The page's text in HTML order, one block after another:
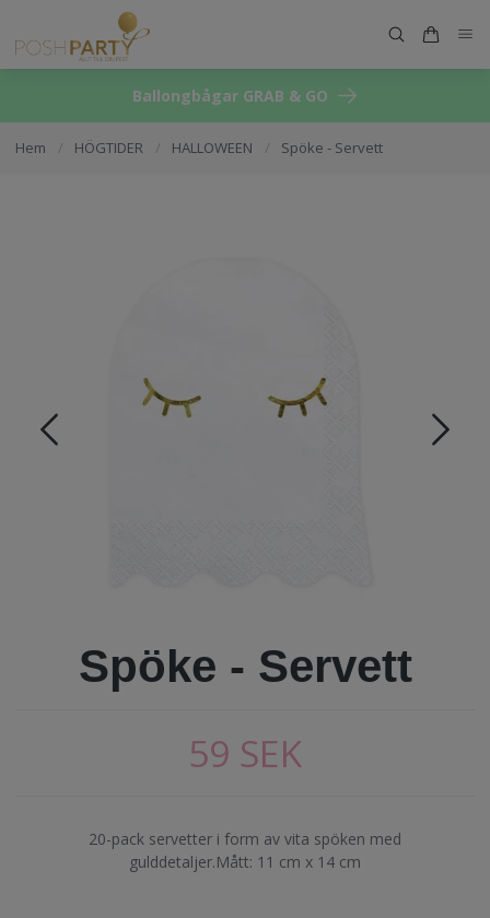
Ballongbågar GRAB & GO
Hem / HÖGTIDER / HALLOWEEN / Spöke - Servett
Spöke - Servett
59 SEK
20-pack servetter i form av vita spöken med
gulddetaljer.Mått: 11 cm x 14 cm